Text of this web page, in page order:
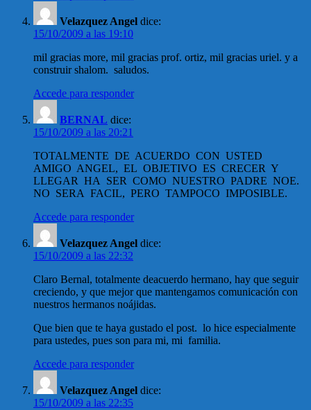
Velazquez Angel dice:
15/10/2009 a las 19:10
mil gracias more, mil gracias prof. ortiz, mil gracias uriel. y a
construir shalom. saludos.
Accede para responder
BERNAL dice:
15/10/2009 a las 20:21
TOTALMENTE DE ACUERDO CON USTED
AMIGO ANGEL, EL OBJETIVO ES CRECER Y
LLEGAR HA SER COMO NUESTRO PADRE NOE.
NO SERA FACIL, PERO TAMPOCO IMPOSIBLE.
Accede para responder
Velazquez Angel dice:
15/10/2009 a las 22:32
Claro Bernal, totalmente deacuerdo hermano, hay que seguir
creciendo, y que mejor que mantengamos comunicación con
nuestros hermanos noájidas.
Que bien que te haya gustado el post. lo hice especialmente
para ustedes, pues son para mi, mi familia.
Accede para responder
Velazquez Angel dice:
15/10/2009 a las 22:35